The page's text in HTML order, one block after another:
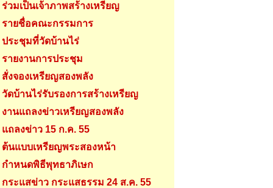
ร่วมเป็นเจ้าภาพสร้างเหรียญ
รายชื่อคณะกรรมการ
ประชุมที่วัดบ้านไร่
รายงานการประชุม
สั่งจองเหรียญสองพลัง
วัดบ้านไร่รับรองการสร้างเหรียญ
งานแถลงข่าวเหรียญสองพลัง
แถลงข่าว 15 ก.ค. 55
ต้นแบบเหรียญพระสองหน้า
กำหนดพิธีพุทธาภิเษก
กระแสข่าว กระแสธรรม 24 ส.ค. 55